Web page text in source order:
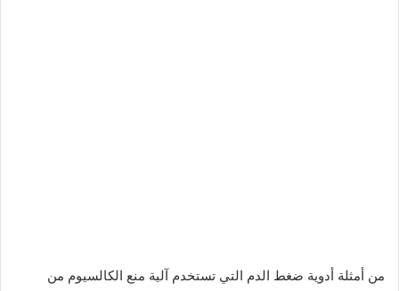
من أمثلة أدوية ضغط الدم التي تستخدم آلية منع الكالسيوم من